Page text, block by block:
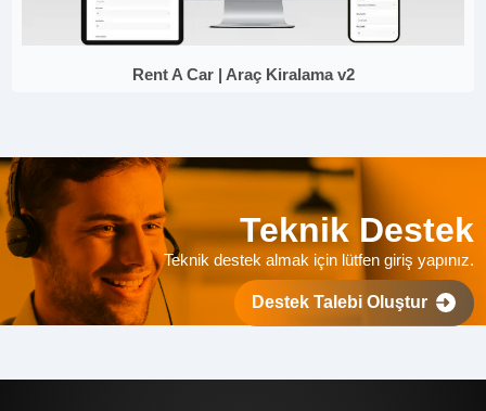
Rent A Car | Araç Kiralama v2
Teknik Destek
Teknik destek almak için lütfen giriş yapınız.
Destek Talebi Oluştur